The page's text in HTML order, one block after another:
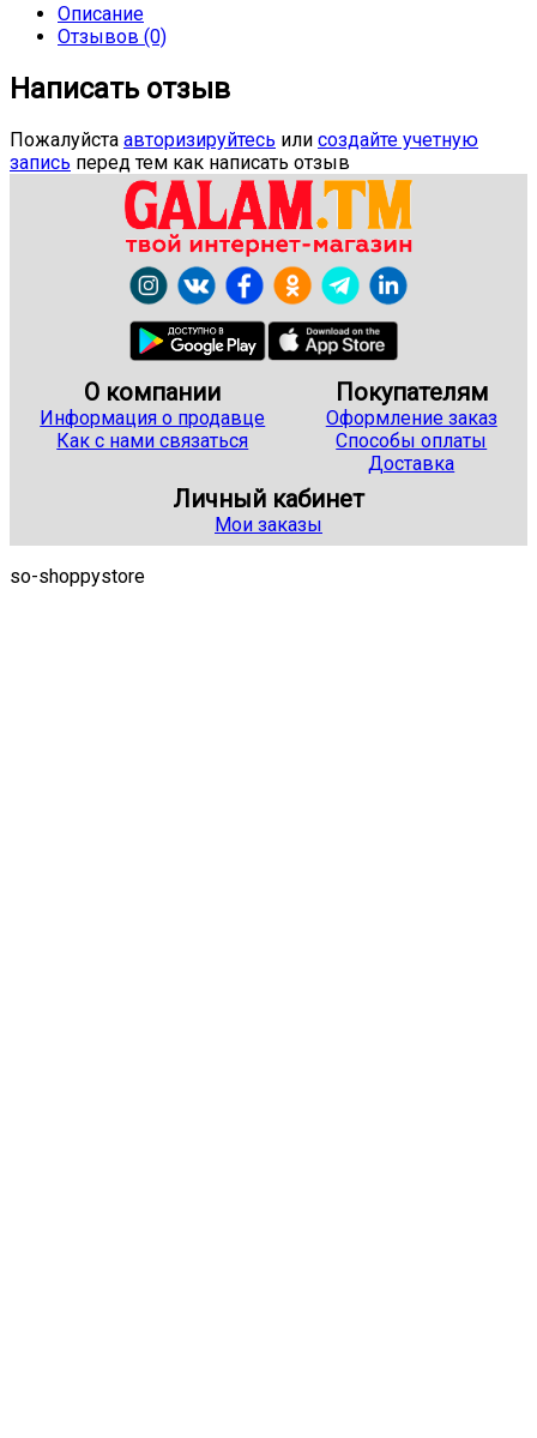
Описание
Отзывов (0)
Написать отзыв
Пожалуйста авторизируйтесь или создайте учетную
запись перед тем как написать отзыв
О компании
Информация о продавце
Как с нами связаться
Покупателям
Оформление заказ
Способы оплаты
Доставка
Личный кабинет
Мои заказы
so-shoppystore